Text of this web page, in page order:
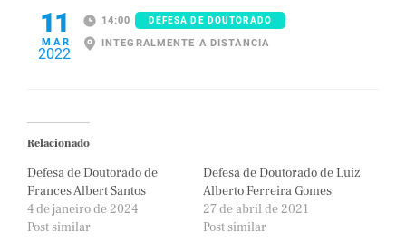
11
MAR
2022
14:00 DEFESA DE DOUTORADO
INTEGRALMENTE A DISTANCIA
Relacionado
Defesa de Doutorado de
Frances Albert Santos
4 de janeiro de 2024
Post similar
Defesa de Doutorado de Luiz
Alberto Ferreira Gomes
27 de abril de 2021
Post similar